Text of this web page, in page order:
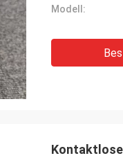
Modell: